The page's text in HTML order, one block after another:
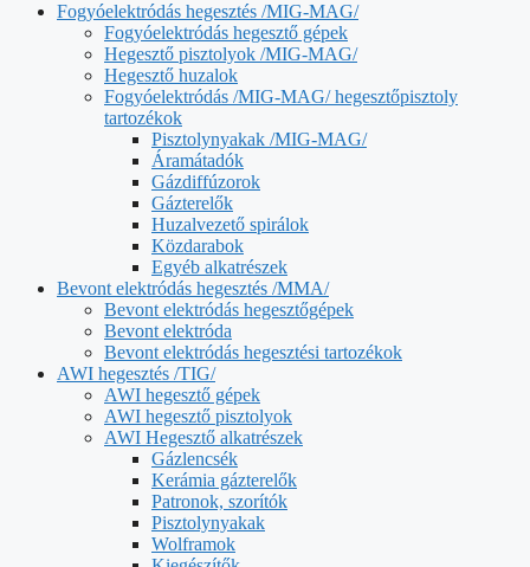
Fogyóelektródás hegesztés /MIG-MAG/
Fogyóelektródás hegesztő gépek
Hegesztő pisztolyok /MIG-MAG/
Hegesztő huzalok
Fogyóelektródás /MIG-MAG/ hegesztőpisztoly
tartozékok
Pisztolynyakak /MIG-MAG/
Áramátadók
Gázdiffúzorok
Gázterelők
Huzalvezető spirálok
Közdarabok
Egyéb alkatrészek
Bevont elektródás hegesztés /MMA/
Bevont elektródás hegesztőgépek
Bevont elektróda
Bevont elektródás hegesztési tartozékok
AWI hegesztés /TIG/
AWI hegesztő gépek
AWI hegesztő pisztolyok
AWI Hegesztő alkatrészek
Gázlencsék
Kerámia gázterelők
Patronok, szorítók
Pisztolynyakak
Wolframok